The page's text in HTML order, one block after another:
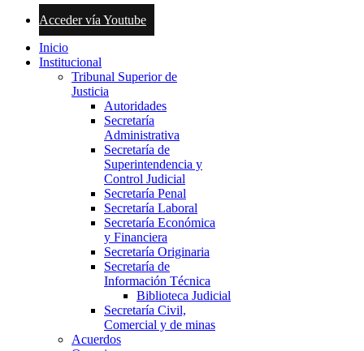
Acceder vía Youtube
Inicio
Institucional
Tribunal Superior de
Justicia
Autoridades
Secretaría
Administrativa
Secretaría de
Superintendencia y
Control Judicial
Secretaría Penal
Secretaría Laboral
Secretaría Económica
y Financiera
Secretaría Originaria
Secretaría de
Información Técnica
Biblioteca Judicial
Secretaría Civil,
Comercial y de minas
Acuerdos